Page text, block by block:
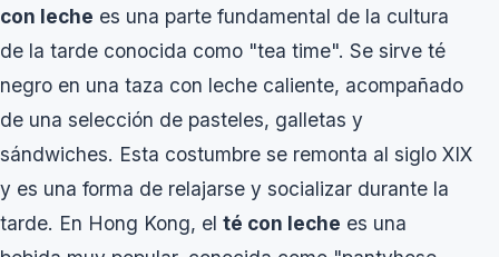
con leche es una parte fundamental de la cultura
de la tarde conocida como "tea time". Se sirve té
negro en una taza con leche caliente, acompañado
de una selección de pasteles, galletas y
sándwiches. Esta costumbre se remonta al siglo XIX
y es una forma de relajarse y socializar durante la
tarde. En Hong Kong, el té con leche es una